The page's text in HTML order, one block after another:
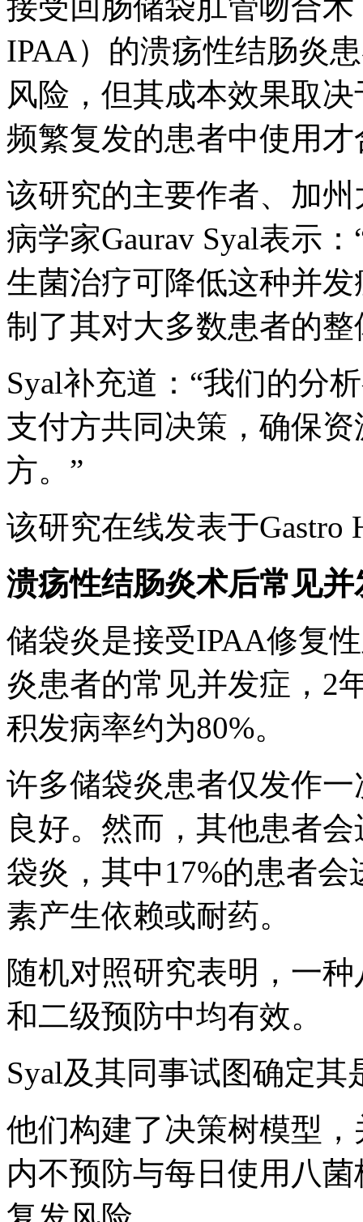
IPAA）的溃疡性结肠炎
风险，但其成本效果取
频繁复发的患者中使用才
该研究的主要作者、加
病学家Gaurav Syal表示
生菌治疗可降低这种并
制了其对大多数患者的整
Syal补充道：“我们的分
支付方共同决策，确保
方。”
该研究在线发表于Gastro
溃疡性结肠炎术后常见并
储袋炎是接受IPAA修复
炎患者的常见并发症，2
积发病率约为80%。
许多储袋炎患者仅发作
良好。然而，其他患者
袋炎，其中17%的患者
素产生依赖或耐药。
随机对照研究表明，一
和二级预防中均有效。
Syal及其同事试图确定其
他们构建了决策树模型
内不预防与每日使用八